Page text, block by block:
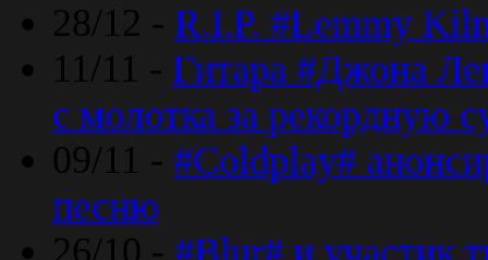
28/12 - R.I.P. #Lemmy
11/11 - Гитара #Джона
с молотка за рекордную
09/11 - #Coldplay#
песню